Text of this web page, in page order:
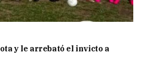
y le arrebató el invicto a